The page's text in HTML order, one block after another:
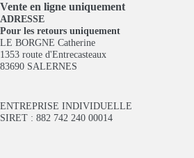
Vente en ligne uniquement
ADRESSE
Pour les retours uniquement
LE BORGNE Catherine
1353 route d'Entrecasteaux
83690 SALERNES
ENTREPRISE INDIVIDUELLE
SIRET : 882 742 240 00014